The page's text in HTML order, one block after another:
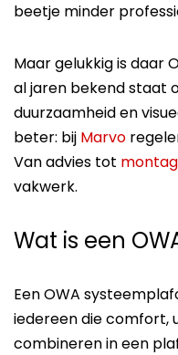
beetje minder
Maar gelukkig is daar
al jaren bekend staat
duurzaamheid en
beter: bij Marvo
Van advies tot
vakwerk.
Wat is een
Een OWA
iedereen die comfort,
combineren in een